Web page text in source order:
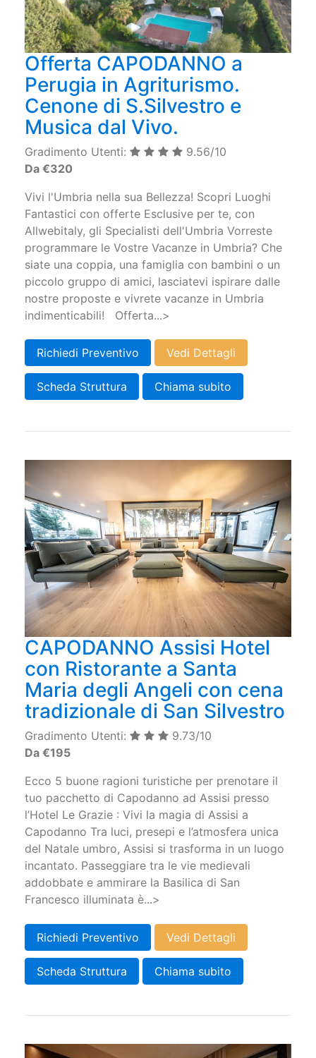
Offerta CAPODANNO a
Perugia in Agriturismo.
Cenone di S.Silvestro e
Musica dal Vivo.
Gradimento Utenti:
9.56/10
Da €320
Vivi l'Umbria nella sua Bellezza! Scopri Luoghi
Fantastici con offerte Esclusive per te, con
Allwebitaly, gli Specialisti dell'Umbria Vorreste
programmare le Vostre Vacanze in Umbria? Che
siate una coppia, una famiglia con bambini o un
piccolo gruppo di amici, lasciatevi ispirare dalle
nostre proposte e vivrete vacanze in Umbria
indimenticabili! Offerta...>
Richiedi Preventivo Vedi Dettagli
Scheda Struttura Chiama subito
CAPODANNO Assisi Hotel
con Ristorante a Santa
Maria degli Angeli con cena
tradizionale di San Silvestro
Gradimento Utenti:
9.73/10
Da €195
Ecco 5 buone ragioni turistiche per prenotare il
tuo pacchetto di Capodanno ad Assisi presso
l’Hotel Le Grazie : Vivi la magia di Assisi a
Capodanno Tra luci, presepi e l’atmosfera unica
del Natale umbro, Assisi si trasforma in un luogo
incantato. Passeggiare tra le vie medievali
addobbate e ammirare la Basilica di San
Francesco illuminata è...>
Richiedi Preventivo Vedi Dettagli
Scheda Struttura Chiama subito